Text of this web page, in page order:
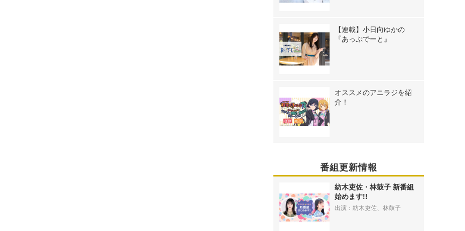
【連載】小日向ゆかの
『あっぷでーと』
オススメのアニラジを紹
介！
番組更新情報
紡木吏佐・林鼓子 新番組
始めます!!
出演：紡木吏佐、林鼓子